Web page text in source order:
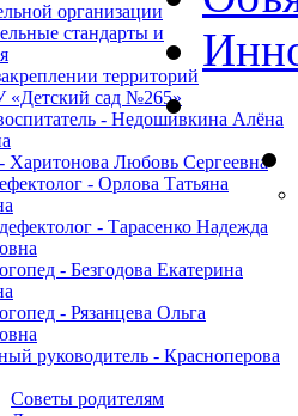
организации
стандарты и
территорий
сад №265»
- Недошивкина Алёна
Харитонова Любовь Сергеевна
- Орлова Татьяна
- Тарасенко Надежда
- Безгодова Екатерина
- Рязанцева Ольга
руководитель - Красноперова
Советы родителям